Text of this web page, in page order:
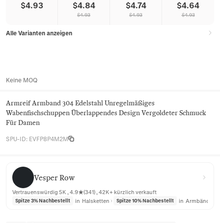
$4.93 $4.84
$4.93
$4.74
$4.93
$4.64
$4.93
Alle Varianten anzeigen
Keine MOQ
Armreif Armband 304 Edelstahl Unregelmäßiges
Wabenfischschuppen Überlappendes Design Vergoldeter Schmuck
Für Damen
SPU-ID: EVFP8P4M2M
Vesper Row
Vesper Row
Vertrauenswürdig 5K , 4.9★(341) , 42K+ kürzlich verkauft
Spitze 3% Nachbestellt in Halsketten Spitze 10% Nachbestellt in Armbänder